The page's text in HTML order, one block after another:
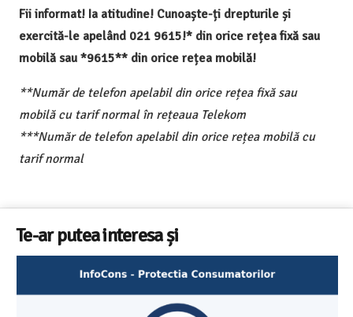
Fii informat! Ia atitudine! Cunoaște-ți drepturile și
exercită-le apelând 021 9615!* din orice rețea fixă sau
mobilă sau *9615** din orice rețea mobilă!
**Număr de telefon apelabil din orice rețea fixă sau
mobilă cu tarif normal în rețeaua Telekom
***Număr de telefon apelabil din orice rețea mobilă cu
tarif normal
Te-ar putea interesa și